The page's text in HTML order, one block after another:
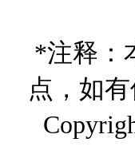
*注释：
点，如